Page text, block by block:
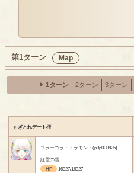
第1ターン Map
1ターン 2ターン 3ターン
もぎとれデート権
フラーゴラ・トラモント(p3p008825)
紅霞の雪
HP
16327/16327